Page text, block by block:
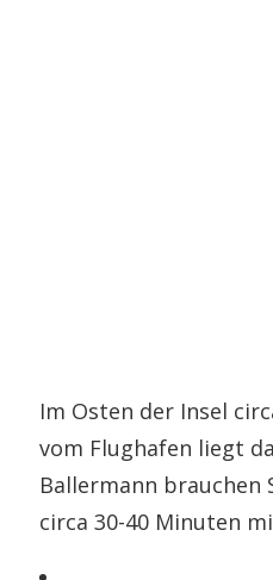
Im Osten der Insel
vom Flughafen liegt
Ballermann brauchen
circa 30-40 Minuten